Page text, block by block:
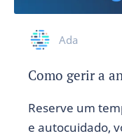
Ada
Como gerir a
Reserve um
e autocuidado,